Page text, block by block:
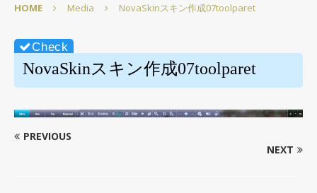
HOME Media NovaSkinスキン作成07toolparet
NovaSkinスキン作成07toolparet
PREVIOUS
NEXT